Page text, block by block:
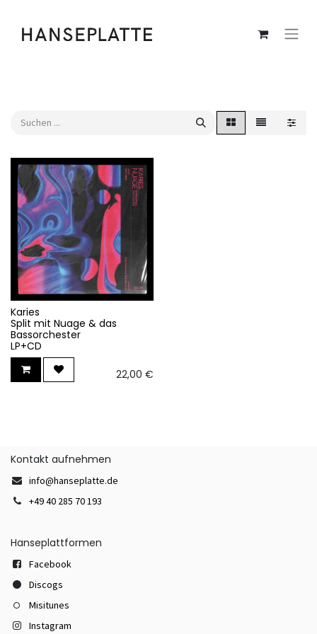
Karies
Split mit Nuage & das
Bassorchester
LP+CD
22,00 €
Kontakt aufnehmen
info@hanseplatte.de
+49 40 285 70 193
Hanseplattformen
Facebook
Discogs
Misitunes
Instagram